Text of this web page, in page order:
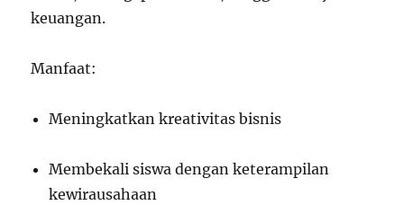
keuangan.
Manfaat:
Meningkatkan kreativitas bisnis
Membekali siswa dengan keterampilan
kewirausahaan